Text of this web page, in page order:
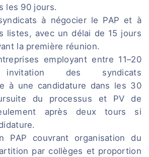
les 90 jours.
à négocier le PAP et à
listes, avec un délai de 15 jours
la première réunion.
employant entre 11–20
des syndicats
à une candidature dans les 30
du processus et PV de
après deux tours si
PAP couvrant organisation du
par collèges et proportion